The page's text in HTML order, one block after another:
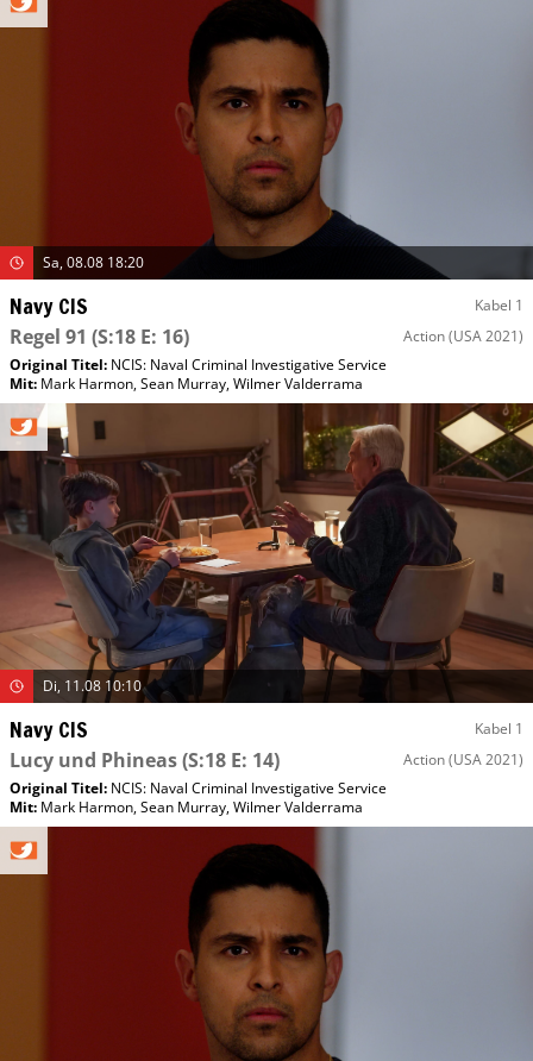
Sa, 08.08 18:20
Navy CIS Kabel 1
Regel 91 (S:18 E: 16) Action(USA 2021)
Original Titel: NCIS: Naval Criminal Investigative Service
Mit: Mark Harmon,Sean Murray,Wilmer Valderrama
Di, 11.08 10:10
Navy CIS Kabel 1
Lucy und Phineas(S:18 E: 14) Action(USA 2021)
Original Titel: NCIS: Naval Criminal Investigative Service
Mit: Mark Harmon,Sean Murray,Wilmer Valderrama